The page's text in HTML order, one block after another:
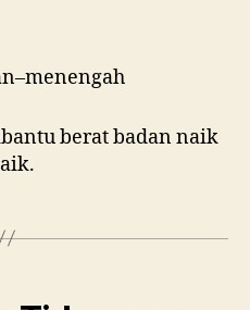
berat badan naik